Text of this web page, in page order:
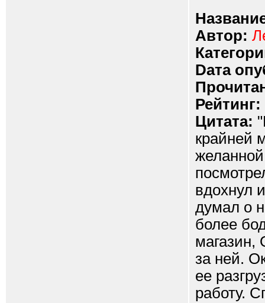
Автор:
Dата
Рейтинг:
Цитата:
крайней
вдохнул
думал о
более
магазин,
за ней.
ее
работу.